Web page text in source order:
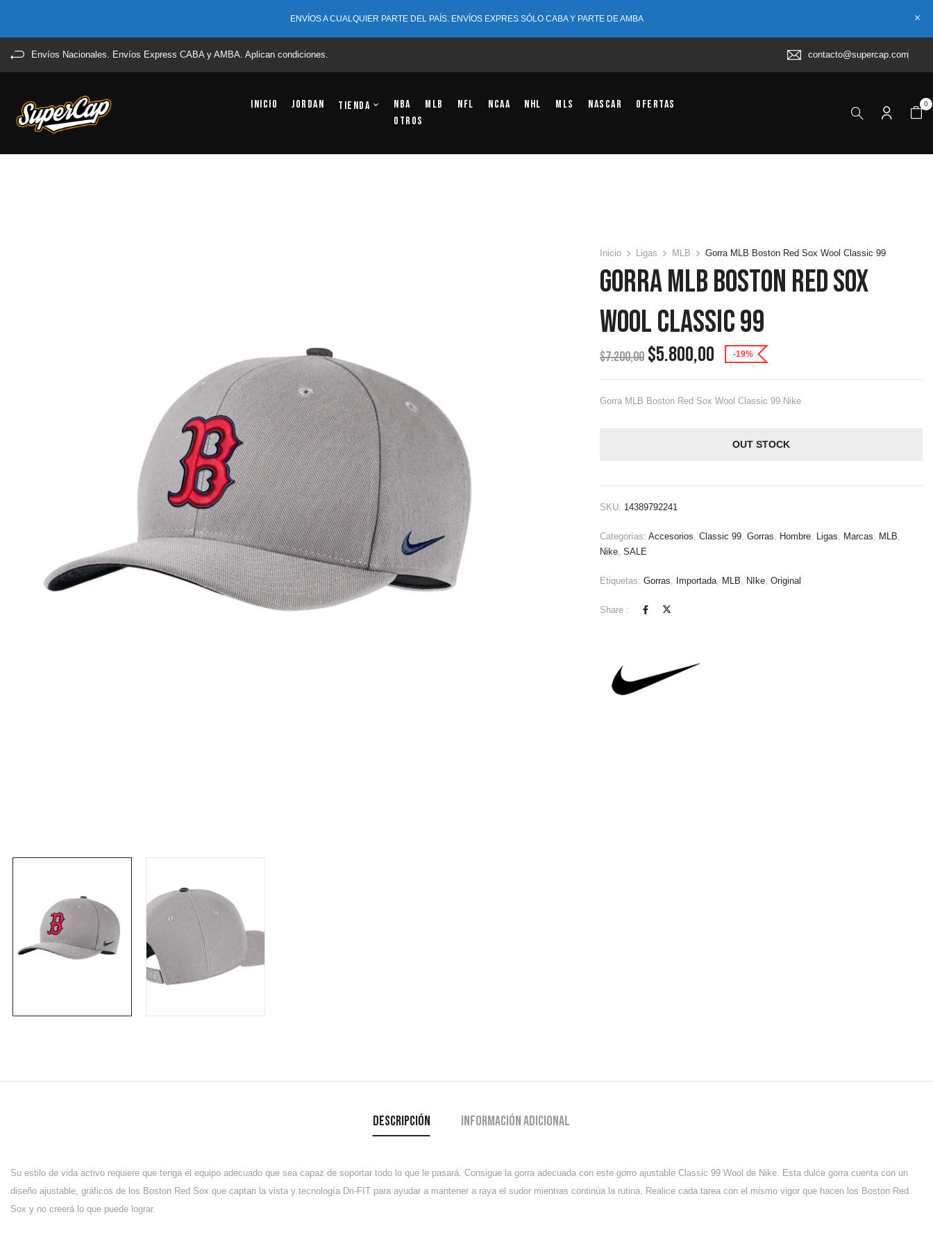
ENVÍOS A CUALQUIER PARTE DEL PAÍS. ENVÍOS EXPRES SÓLO CABA Y PARTE DE AMBA
Envíos Nacionales. Envíos Express CABA y AMBA. Aplican condiciones. contacto@supercap.com
Inicio Jordan Tienda NBA MLB NFL NCAA NHL MLS NASCAR
Ofertas
OTROS
0
Inicio Ligas MLB Gorra MLB Boston Red Sox Wool Classic 99
Gorra MLB Boston Red Sox
Wool Classic 99
$7.200,00 $5.800,00 -19%
Gorra MLB Boston Red Sox Wool Classic 99 Nike
OUT STOCK
SKU: 14389792241
Categorías: Accesorios Classic 99, Gorras Hombre, Ligas Marcas MLB
Nike, SALE
Etiquetas: Gorras Importada, MLB NIke, Original
Share :
Descripción Información adicional
Su estilo de vida activo requiere que tenga el equipo adecuado que sea capaz de soportar todo lo que le pasará. Consigue la gorra adecuada con este gorro ajustable Classic 99 Wool de Nike. Esta dulce gorra cuenta con un
diseño ajustable, gráficos de los Boston Red Sox que captan la vista y tecnología Dri-FIT para ayudar a mantener a raya el sudor mientras continúa la rutina. Realice cada tarea con el mismo vigor que hacen los Boston Red
Sox y no creerá lo que puede lograr.